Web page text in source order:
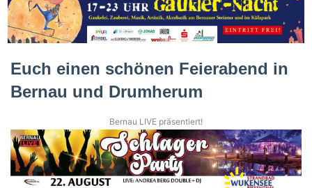
Euch einen schönen Feierabend in
Bernau und Drumherum
Bernau LIVE präsentiert!